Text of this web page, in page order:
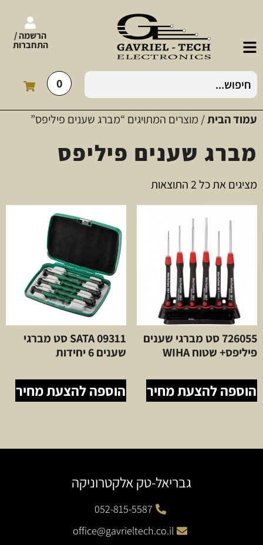
הרשמה /
התחברות
0
עמוד הבית/ מוצרים המתויגים “מברג שענים פיליפס”
מברג שענים פיליפס
מציגים את כל ⁦2⁩ התוצאות
726055 סט מברגי שענים
פיליפס+ שטוח WIHA
הוספה להצעת מחיר
SATA 09311 סט מברגי
שענים 6 יחידות
הוספה להצעת מחיר
גבריאל-טק אלקטרוניקה
052-815-5587
office@gavrieltech.co.il